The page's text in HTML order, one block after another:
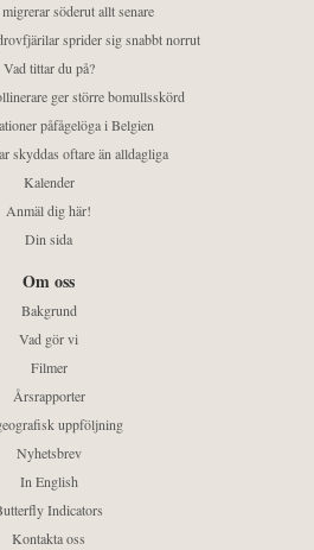
söderut allt senare
sprider sig snabbt norrut
Vad tittar du på?
ger större bomullsskörd
påfågelöga i Belgien
skyddas oftare än alldagliga
Kalender
Anmäl dig här!
Din sida
Om oss
Bakgrund
Vad gör vi
Filmer
Årsrapporter
uppföljning
Nyhetsbrev
In English
Indicators
Kontakta oss